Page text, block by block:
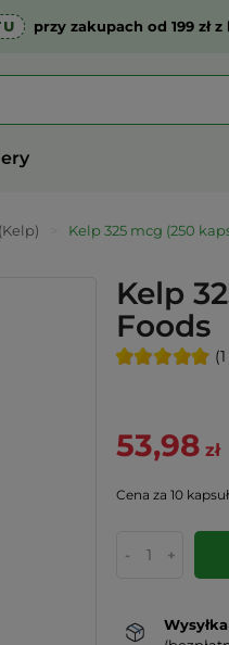
przy zakupach od 199 zł
Kelp 325 mcg (250
Kelp
Foods
53,98zł
Cena za 10
- +
Wysyłka